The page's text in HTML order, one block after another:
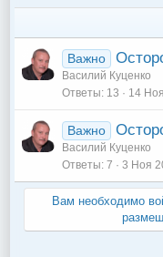
Важно
Василий Куценко
Ответы 13 14
Важно
Василий Куценко
Ответы 7 3 Ноя
Вам необходимо